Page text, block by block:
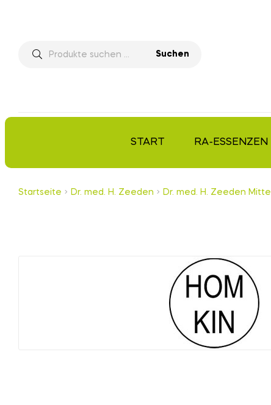
Suchen
START RA-ESSENZEN
Startseite Dr. med. H. Zeeden Dr. med. H. Zeeden Mittel